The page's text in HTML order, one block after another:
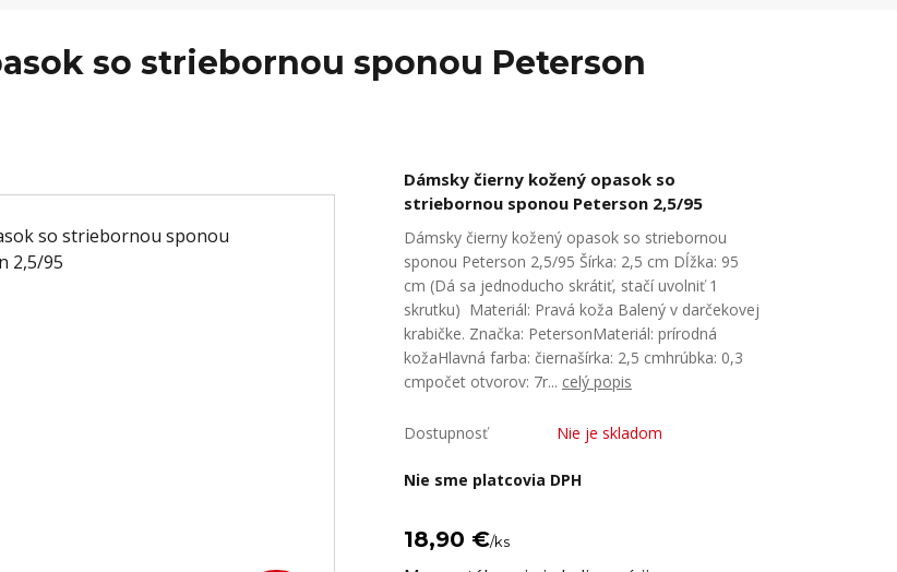
so striebornou sponou Peterson
Dámsky čierny kožený opasok so
striebornou sponou Peterson 2,5/95
Dámsky čierny kožený opasok so striebornou
sponou Peterson 2,5/95 Šírka: 2,5 cm Dĺžka: 95
cm (Dá sa jednoducho skrátiť, stačí uvolniť 1
skrutku) Materiál: Pravá koža Balený v darčekovej
krabičke. Značka: PetersonMateriál: prírodná
kožaHlavná farba: čiernašírka: 2,5 cmhrúbka: 0,3
cmpočet otvorov: 7r... celý popis
Dostupnosť Nie je skladom
Nie sme platcovia DPH
18,90 €/ks